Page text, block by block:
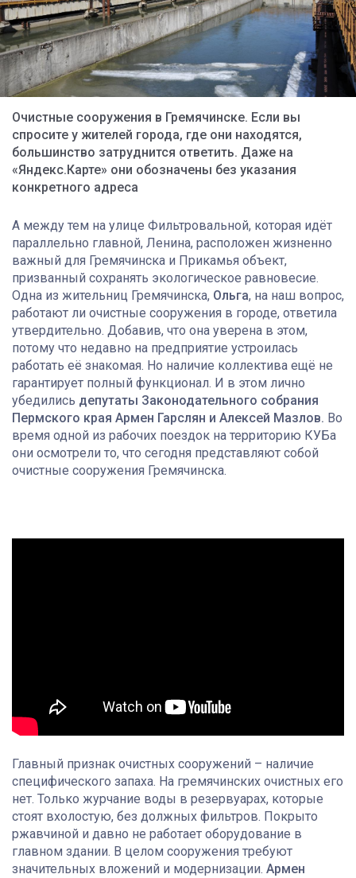
Очистные сооружения в Гремячинске. Если вы
спросите у жителей города, где они находятся,
большинство затруднится ответить. Даже на
«Яндекс.Карте» они обозначены без указания
конкретного адреса
А между тем на улице Фильтровальной, которая идёт
параллельно главной, Ленина, расположен жизненно
важный для Гремячинска и Прикамья объект,
призванный сохранять экологическое равновесие.
Одна из жительниц Гремячинска, Ольга, на наш вопрос,
работают ли очистные сооружения в городе, ответила
утвердительно. Добавив, что она уверена в этом,
потому что недавно на предприятие устроилась
работать её знакомая. Но наличие коллектива ещё не
гарантирует полный функционал. И в этом лично
убедились депутаты Законодательного собрания
Пермского края Армен Гарслян и Алексей Мазлов. Во
время одной из рабочих поездок на территорию КУБа
они осмотрели то, что сегодня представляют собой
очистные сооружения Гремячинска.
Главный признак очистных сооружений – наличие
специфического запаха. На гремячинских очистных его
нет. Только журчание воды в резервуарах, которые
стоят вхолостую, без должных фильтров. Покрыто
ржавчиной и давно не работает оборудование в
главном здании. В целом сооружения требуют
значительных вложений и модернизации. Армен